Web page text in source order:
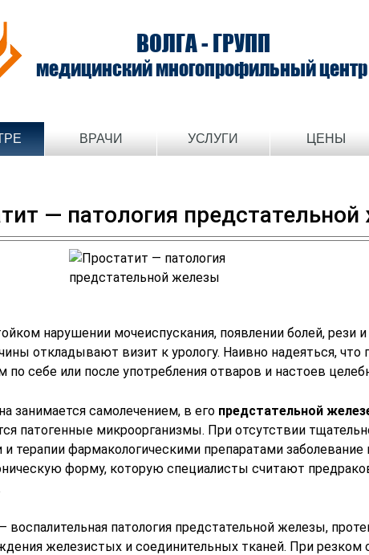
ВОЛГА - ГРУПП
медицинский многопрофильный центр
ВРАЧИ УСЛУГИ ЦЕНЫ
— патология
нарушении мочеиспускания, появлении болей, рези
откладывают визит к урологу. Наивно надеяться, что
по себе или после употребления отваров и настоев
занимается самолечением, в его предстательной
патогенные микроорганизмы. При отсутствии
и терапии фармакологическими препаратами заболевание
форму, которую специалисты считают
воспалительная патология предстательной железы,
железистых и соединительных тканей. При резком